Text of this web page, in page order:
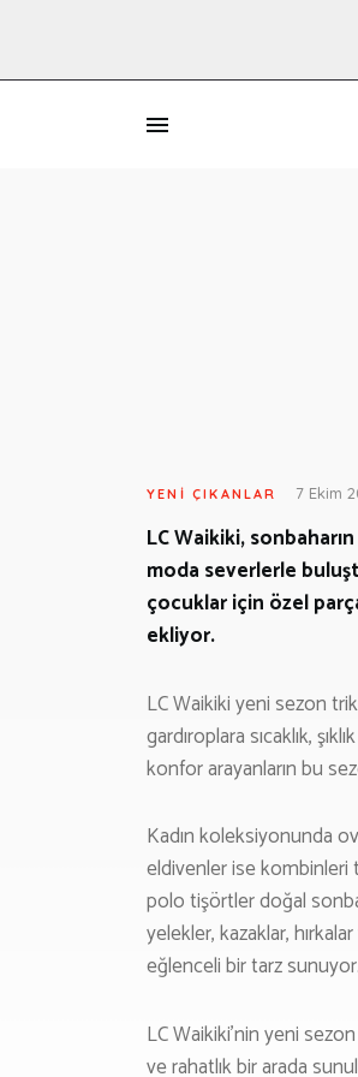
YENI ÇIKANLAR 7 Ekim
LC Waikiki,
moda severlerle
çocuklar için özel
ekliyor.
LC Waikiki yeni sezon
gardıroplara sıcaklık,
konfor arayanların bu
Kadın koleksiyonunda
eldivenler ise kombinleri
polo tişörtler doğal
yelekler, kazaklar,
eğlenceli bir tarz sunuyor.
LC Waikiki’nin yeni
ve rahatlık bir arada